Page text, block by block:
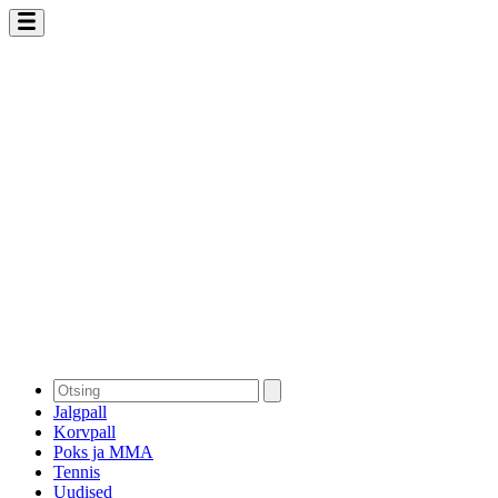
Jalgpall
Korvpall
Poks ja MMA
Tennis
Uudised